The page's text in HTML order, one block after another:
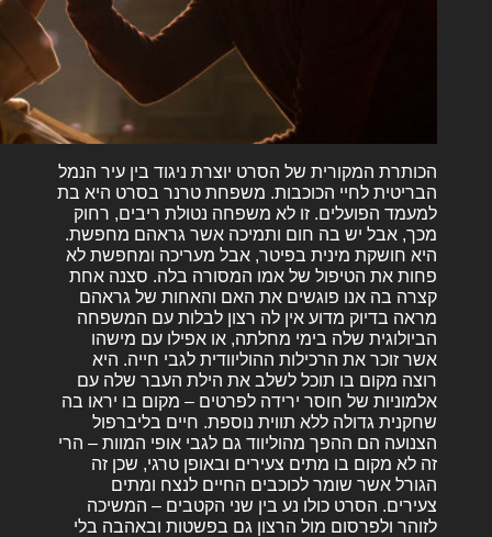
הכותרת המקורית של הסרט יוצרת ניגוד בין עיר הנמל
הבריטית לחיי הכוכבות. משפחת טרנר בסרט היא בת
למעמד הפועלים. זו לא משפחה נטולת ריבים, רחוק
מכך, אבל יש בה חום ותמיכה אשר גראהם מחפשת.
היא חושקת מינית בפיטר, אבל מעריכה ומחפשת לא
פחות את הטיפול של אמו המסורה בלה. סצנה אחת
קצרה בה אנו פוגשים את האם והאחות של גראהם
מראה בדיוק מדוע אין לה רצון לבלות עם המשפחה
הביולוגית שלה בימי מחלתה, או אפילו עם מישהו
אשר זוכר את הרכילות ההוליוודית לגבי חייה. היא
רוצה מקום בו תוכל לשלב את הילת העבר שלה עם
אלמוניות של חוסר ירידה לפרטים – מקום בו יראו בה
שחקנית גדולה ללא תווית נוספת. חיים בליברפול
הצנועה הם ההפך מהוליווד גם לגבי אופי המוות – הרי
זה לא מקום בו מתים צעירים ובאופן טרגי, שכן זה
הגורל אשר שומר לכוכבים החיים לנצח ומתים
צעירים. הסרט כולו נע בין שני הקטבים – המשיכה
לזוהר ולפרסום מול הרצון גם בפשטות ובאהבה בלי